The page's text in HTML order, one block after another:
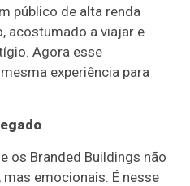
público de alta renda
acostumado a viajar e
Agora esse
experiência para
os Branded Buildings não
emocionais. É nesse